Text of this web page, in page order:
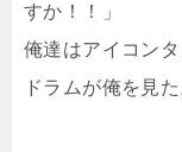
すか！！」
俺達はアイコンタ
ドラムが俺を見た